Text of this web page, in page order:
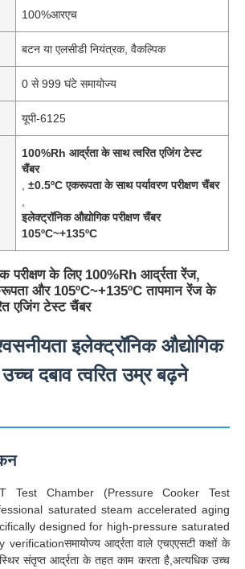
100%आरएच
बटन या एलसीडी नियंत्रक, वैकल्पिक
0 से 999 घंटे समायोज्य
यूपी-6125
100%Rh आर्द्रता के साथ त्वरित एजिंग टेस्ट
चैंबर
,±0.5ºC एकरूपता के साथ पर्यावरण परीक्षण चैंबर
इलेक्ट्रॉनिक औद्योगिक परीक्षण चैंबर
105ºC~+135ºC
परीक्षण के लिए 100%Rh आर्द्रता रेंज,
और 105ºC~+135ºC तापमान रेंज के
एजिंग टेस्ट चैंबर
इलेक्ट्रॉनिक औद्योगिक
दबाव त्वरित उम्र बढ़ने
Test Chamber (Pressure Cooker Test
saturated steam accelerated aging
designed for high-pressure saturated
आर्द्रता वाले एचएएसटी कक्षों के
स्थिर संतृप्त आर्द्रता के तहत काम करता है,अत्यधिक उच्च